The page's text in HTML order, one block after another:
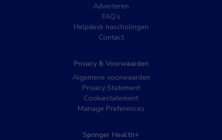
Adverteren
FAQ’s
Helpdesk nascholingen
Contact
Privacy & Voorwaarden
Algemene voorwaarden
Privacy Statement
Cookiestatement
Manage Preferences
Springer Health+